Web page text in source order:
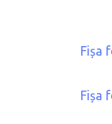
Fișa
Fișa